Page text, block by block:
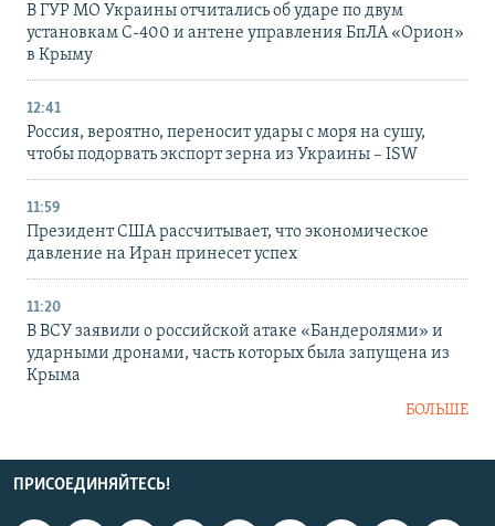
В ГУР МО Украины отчитались об ударе по двум
установкам С-400 и антене управления БпЛА «Орион»
в Крыму
12:41
Россия, вероятно, переносит удары с моря на сушу,
чтобы подорвать экспорт зерна из Украины – ISW
11:59
Президент США рассчитывает, что экономическое
давление на Иран принесет успех
11:20
В ВСУ заявили о российской атаке «Бандеролями» и
ударными дронами, часть которых была запущена из
Крыма
БОЛЬШЕ
ПРИСОЕДИНЯЙТЕСЬ!